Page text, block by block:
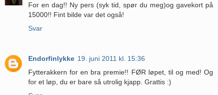
For en dag!! Ny pers (syk tid, spør du meg)og gavekort på
15000!! Fint bilde var det også!
Svar
Endorfinlykke 19. juni 2011 kl. 15:36
Fytterakkern for en bra premie!! FØR løpet, til og med! Og
for et løp, du er bare så utrolig kjapp. Grattis :)